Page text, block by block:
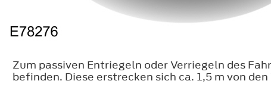
Zum passiven Entriegeln oder Verriegeln des
befinden. Diese erstrecken sich ca. 1,5 m von